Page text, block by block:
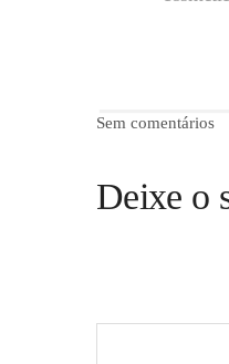
Sem comentários
Deixe o